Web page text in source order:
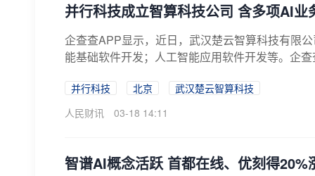
并行科技成立智算科技公司 含多项AI业
企查查APP显示，近日，武汉楚云智算科技有限
能基础软件开发；人工智能应用软件开发等。企
并行科技 北京
武汉楚云智算科技
人民财讯
03-18 14:11
智谱AI概念活跃 首都在线、优刻得20%